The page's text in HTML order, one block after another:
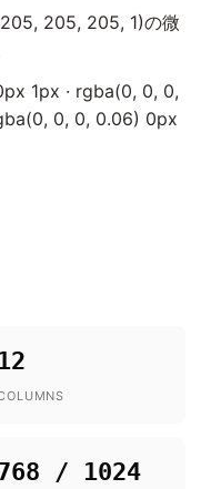
205, 205, 1)の微
1px · rgba(0, 0, 0,
0, 0, 0.06) 0px
12
/ 1024